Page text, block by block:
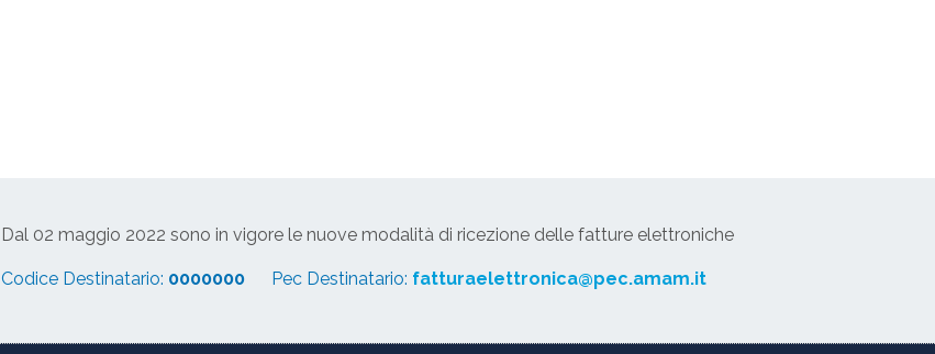
Dal 02 maggio 2022 sono in vigore le nuove modalità di ricezione delle fatture elettroniche
Codice Destinatario: 0000000 Pec Destinatario: fatturaelettronica@pec.amam.it